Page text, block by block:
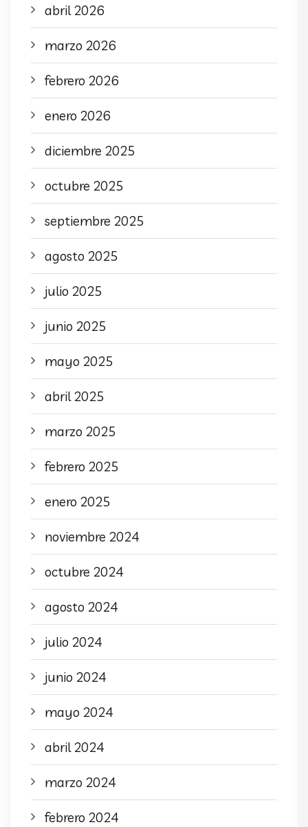
abril 2026
marzo 2026
febrero 2026
enero 2026
diciembre 2025
octubre 2025
septiembre 2025
agosto 2025
julio 2025
junio 2025
mayo 2025
abril 2025
marzo 2025
febrero 2025
enero 2025
noviembre 2024
octubre 2024
agosto 2024
julio 2024
junio 2024
mayo 2024
abril 2024
marzo 2024
febrero 2024